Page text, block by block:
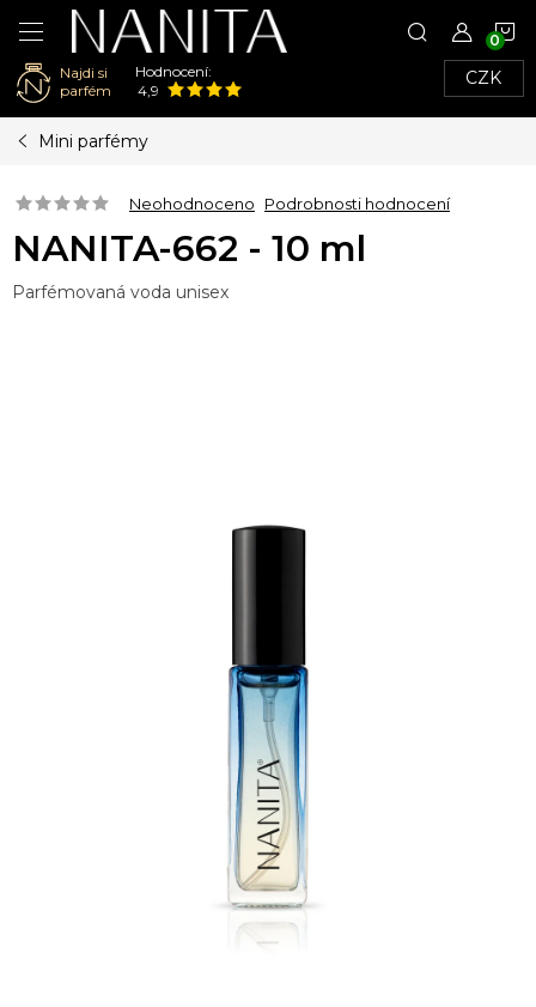
Najdi si
parfém
Hodnocení:
4,9
CZK
Mini parfémy
Neohodnoceno Podrobnosti hodnocení
NANITA-662 - 10 ml
Parfémovaná voda unisex